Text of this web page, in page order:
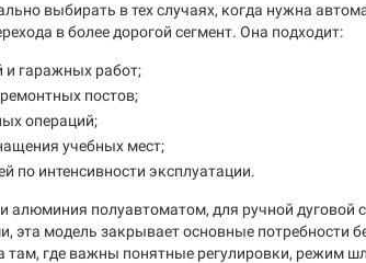
выбирать в тех случаях, когда нужна
в более дорогой сегмент. Она подходит:
и гаражных работ;
постов;
операций;
учебных мест;
по интенсивности эксплуатации.
алюминия полуавтоматом, для ручной дуговой
эта модель закрывает основные потребности
там, где важны понятные регулировки, режим